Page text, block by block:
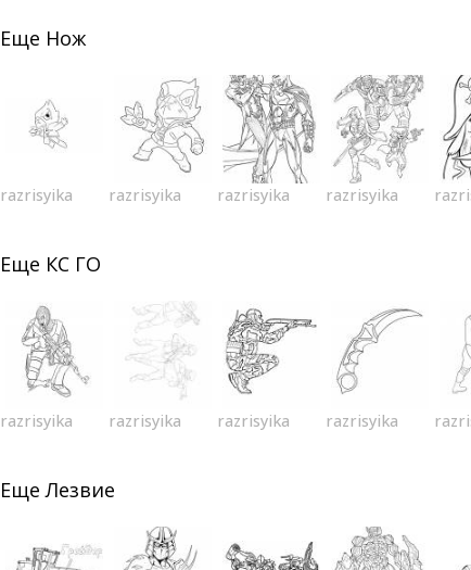
Еще Нож
razrisyika razrisyika razrisyika razrisyika
Еще КС ГО
razrisyika razrisyika razrisyika razrisyika
ЕщеЛезвие